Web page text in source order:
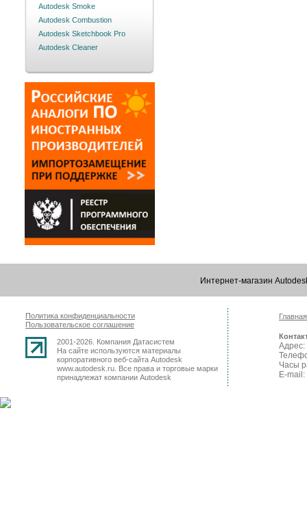
Autodesk Smoke
Autodesk Combustion
Autodesk Sketchbook Pro
Autodesk Cleaner
Интернет-магазин
Политика конфиденциальности
Пользовательское соглашение
2001-2026. Компания Датасистем
На сайте используются материалы
корпоративного веб-сайта Autodesk
www.autodesk.ru. Все права и торговые марки
принадлежат компании Autodesk
Главная
Адрес:
Часы
E-mail: